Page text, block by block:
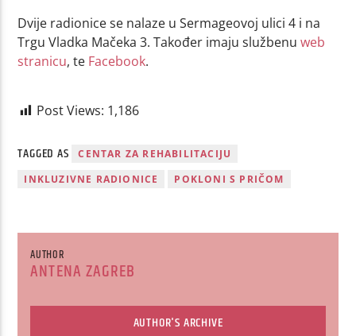
Dvije radionice se nalaze u Sermageovoj ulici 4 i na
Trgu Vladka Mačeka 3. Također imaju službenuweb
stranicu, te Facebook.
Post Views: 1,186
TAGGED AS
CENTAR ZA REHABILITACIJU
INKLUZIVNE RADIONICE
POKLONI S PRIČOM
AUTHOR
ANTENA ZAGREB
AUTHOR'S ARCHIVE